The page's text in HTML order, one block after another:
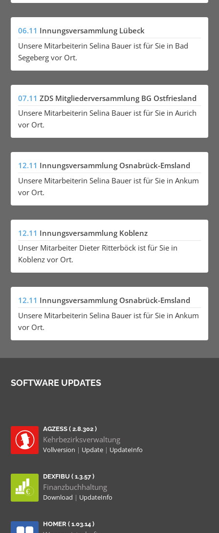
06.11 Innungsversammlung Lübeck
Unsere Mitarbeiterin Selina Bauer ist für Sie in Bad
Segeberg vor Ort.
07.11 ZDS Mitgliederversammlung BG Ostfriesland
Unsere Mitarbeiterin Selina Bauer ist für Sie in Aurich
vor Ort.
12.11 Innungsversammlung Osnabrück-Emsland
Unsere Mitarbeiterin Selina Bauer ist für Sie in Ankum
vor Ort.
12.11 Innungsversammlung Koblenz
Unser Mitarbeiter Dieter Ritterböck ist für Sie in
Koblenz vor Ort.
12.11 Innungsversammlung Osnabrück-Emsland
Unsere Mitarbeiterin Selina Bauer ist für Sie in Ankum
vor Ort.
SOFTWARE UPDATES
AGZESS ( 2.8.302 )
Kehrbezirksverwaltung
Vollversion | Update | UpdateInfo
DEXFIBU ( 1.3.57 )
Finanzbuchhaltung
Download | UpdateInfo
HOMER ( 1.03.14 )